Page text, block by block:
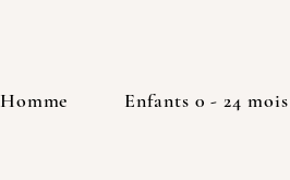
Homme Enfants 0 - 24 mois